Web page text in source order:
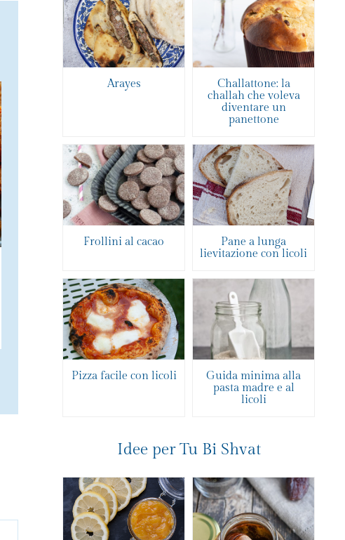
Arayes
Challattone: la
challah che voleva
diventare un
panettone
Frollini al cacao
Pane a lunga
lievitazione con licoli
Pizza facile con licoli
Guida minima alla
pasta madre e al
licoli
Idee per Tu Bi Shvat